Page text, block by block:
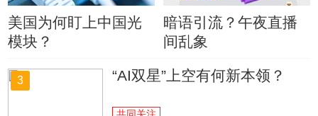
美国为何盯上中国光
模块？
暗语引流？午夜直播
间乱象
3 “AI双星”上空有何新本领？